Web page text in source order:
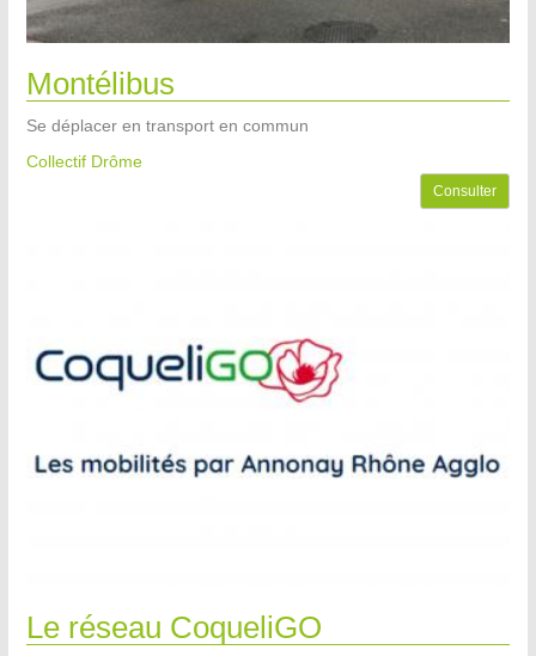
Montélibus
Se déplacer en transport en commun
Collectif Drôme
Consulter
Le réseau CoqueliGO